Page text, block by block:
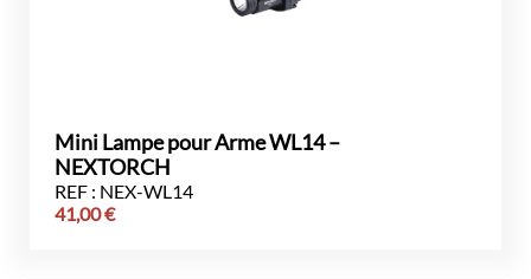
Mini Lampe pour Arme WL14 –
NEXTORCH
REF : NEX-WL14
41,00€